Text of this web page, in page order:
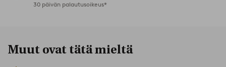
30 päivän palautusoikeus*
Muut ovat tätä mieltä